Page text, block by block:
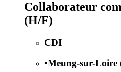
Collaborateur
(H/F)
CDI
•Meung-sur-Loire